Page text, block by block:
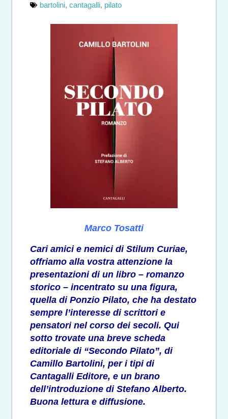
bartolini, cantagalli, pilato
Marco Tosatti
Cari amici e nemici di Stilum Curiae,
offriamo alla vostra attenzione la
presentazioni di un libro – romanzo
storico – incentrato su una figura,
quella di Ponzio Pilato, che ha destato
sempre l’interesse di scrittori e
pensatori nel corso dei secoli. Qui
sotto trovate una breve scheda
editoriale di “Secondo Pilato”, di
Camillo Bartolini, per i tipi di
Cantagalli Editore, e un brano
dell’introduzione di Stefano Alberto.
Buona lettura e diffusione.